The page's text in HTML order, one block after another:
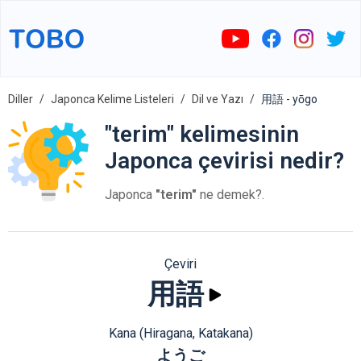
Diller Japonca Kelime Listeleri Dil ve Yazı 用語 - yōgo
"terim" kelimesinin
Japonca çevirisi nedir?
Japonca "terim" ne demek?.
Çeviri
用語
Kana (Hiragana, Katakana)
ようご